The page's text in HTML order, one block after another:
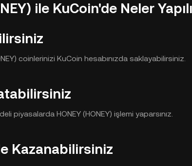
ile KuCoin'de Neler
coinlerinizi KuCoin hesabınızda saklayabilirsiniz.
piyasalarda HONEY (HONEY) işlemi yaparsınız.
Kazanabilirsiniz